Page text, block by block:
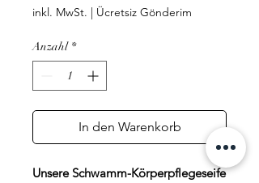
inkl. MwSt. | Ücretsiz Gönderim
Anzahl *
In den Warenkorb
Unsere Schwamm-Körperpflegeseife